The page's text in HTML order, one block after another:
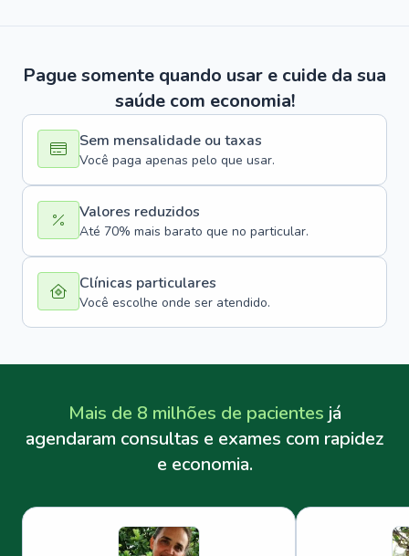
Pague somente quando usar e cuide da sua
saúde com economia!
Sem mensalidade ou taxas
Você paga apenas pelo que usar.
Valores reduzidos
Até 70% mais barato que no particular.
Clínicas particulares
Você escolhe onde ser atendido.
Mais de 8 milhões de pacientes já
agendaram consultas e exames com rapidez
e economia.